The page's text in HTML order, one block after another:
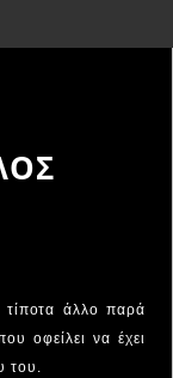
άλλο παρά
οφείλει να έχει
του.